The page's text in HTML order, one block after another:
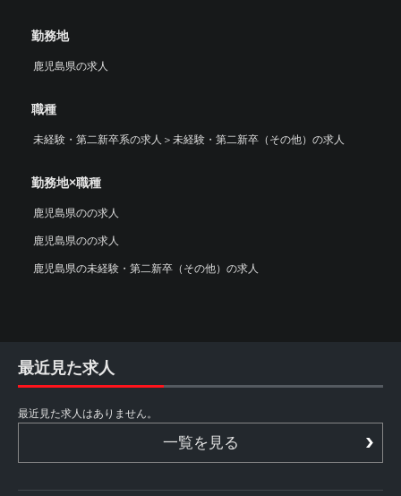
勤務地
鹿児島県の求人
職種
未経験・第二新卒系の求人 ＞ 未経験・第二新卒（その他）の求人
勤務地×職種
鹿児島県のの求人
鹿児島県のの求人
鹿児島県の未経験・第二新卒（その他）の求人
最近見た求人
最近見た求人はありません。
一覧を見る